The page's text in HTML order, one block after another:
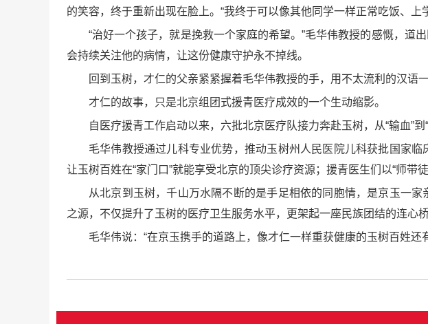
的笑容，终于重新出现在脸上。“我终于可以像其他同学一样正常吃饭、
“治好一个孩子，就是挽救一个家庭的希望。”毛华伟教授的感慨，
会持续关注他的病情，让这份健康守护永不掉线。
回到玉树，才仁的父亲紧紧握着毛华伟教授的手，用不太流利的汉语
才仁的故事，只是北京组团式援青医疗成效的一个生动缩影。
自医疗援青工作启动以来，六批北京医疗队接力奔赴玉树，从“输血”到
毛华伟教授通过儿科专业优势，推动玉树州人民医院儿科获批国家
让玉树百姓在“家门口”就能享受北京的顶尖诊疗资源；援青医生们以“师带
从北京到玉树，千山万水隔不断的是手足相依的同胞情，是京玉一
之源，不仅提升了玉树的医疗卫生服务水平，更架起一座民族团结的连心桥
毛华伟说：“在京玉携手的道路上，像才仁一样重获健康的玉树百姓